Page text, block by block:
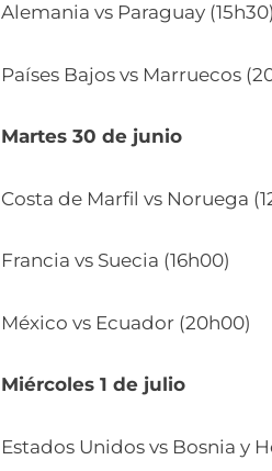
Alemania vs Paraguay (15h30)
Países Bajos vs Marruecos
Martes 30 de junio
Costa de Marfil vs Noruega
Francia vs Suecia (16h00)
México vs Ecuador (20h00)
Miércoles 1 de julio
Estados Unidos vs Bosnia y